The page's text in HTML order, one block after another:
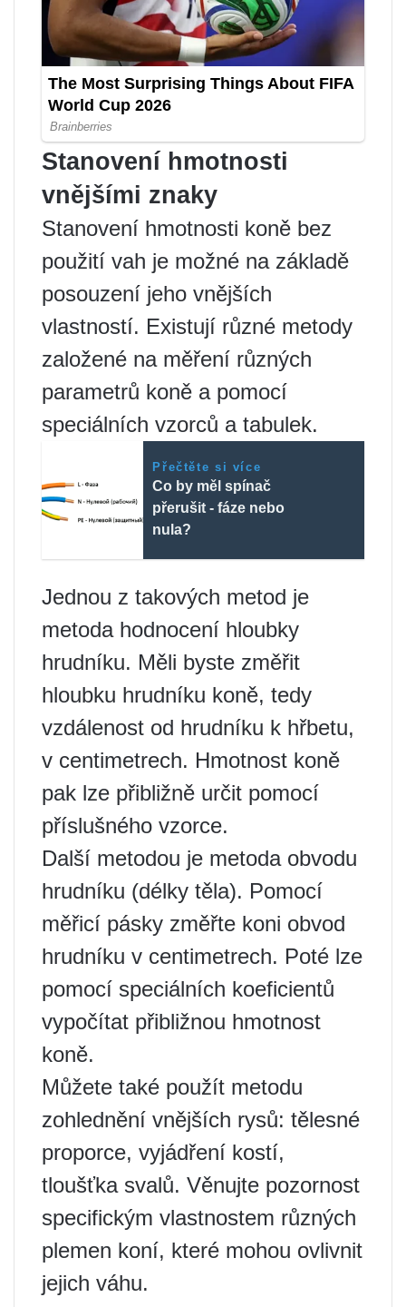
Stanovení hmotnosti
vnějšími znaky
Stanovení hmotnosti koně bez
použití vah je možné na základě
posouzení jeho vnějších
vlastností. Existují různé metody
založené na měření různých
parametrů koně a pomocí
speciálních vzorců a tabulek.
Přečtěte si více
Co by měl spínač
přerušit - fáze nebo
nula?
Jednou z takových metod je
metoda hodnocení hloubky
hrudníku. Měli byste změřit
hloubku hrudníku koně, tedy
vzdálenost od hrudníku k hřbetu,
v centimetrech. Hmotnost koně
pak lze přibližně určit pomocí
příslušného vzorce.
Další metodou je metoda obvodu
hrudníku (délky těla). Pomocí
měřicí pásky změřte koni obvod
hrudníku v centimetrech. Poté lze
pomocí speciálních koeficientů
vypočítat přibližnou hmotnost
koně.
Můžete také použít metodu
zohlednění vnějších rysů: tělesné
proporce, vyjádření kostí,
tloušťka svalů. Věnujte pozornost
specifickým vlastnostem různých
plemen koní, které mohou ovlivnit
jejich váhu.